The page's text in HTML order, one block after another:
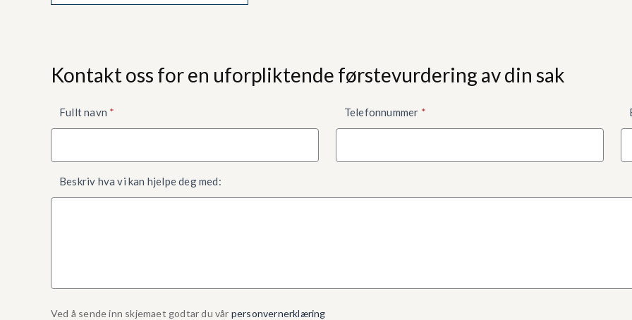
Kontakt oss for en uforpliktende førstevurdering av din sak
nede
Fullt navn * Telefonnummer *
Beskriv hva vi kan hjelpe deg med:
Ved å sende inn skjemaet godtar du vår personvernerklæring